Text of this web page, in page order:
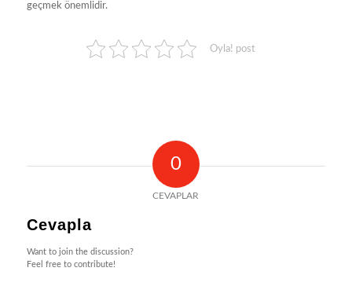
geçmek önemlidir.
Oyla! post
0
CEVAPLAR
Cevapla
Want to join the discussion?
Feel free to contribute!